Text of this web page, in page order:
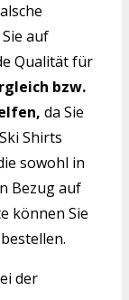
auf
Qualität für
bzw.
da Sie
Shirts
sowohl in
Bezug auf
können Sie
der